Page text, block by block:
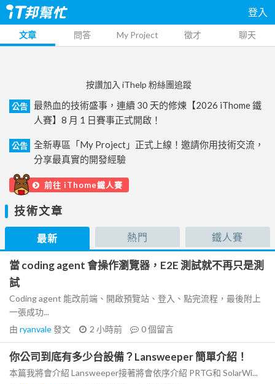
登入
文章 問答 My Project 徵才 聊天
按讚加入 iThelp 粉絲團追蹤
公告
最熱血的技術盛事，連續 30 天的修煉【2026 iThome 鐵
人賽】8 月 1 日賽事正式開啟！
公告
全新專區「My Project」正式上線！邀請你用技術交流，
分享最真實的開發經驗
前往 iThome鐵人賽
技術文章
最新 熱門 鐵人賽
當 coding agent 會操作瀏覽器，E2E 測試就不再只是測
試
Coding agent 能改前端、開啟預覽站、登入、點完流程，最後附上
一張成功...
由 ryanvale發文 2 小時前 0個留言
你公司到底有多少台設備？Lansweeper 簡單介紹！
本篇我將會介紹 Lansweeper接著將會依序介紹 PRTG和 SolarWi...